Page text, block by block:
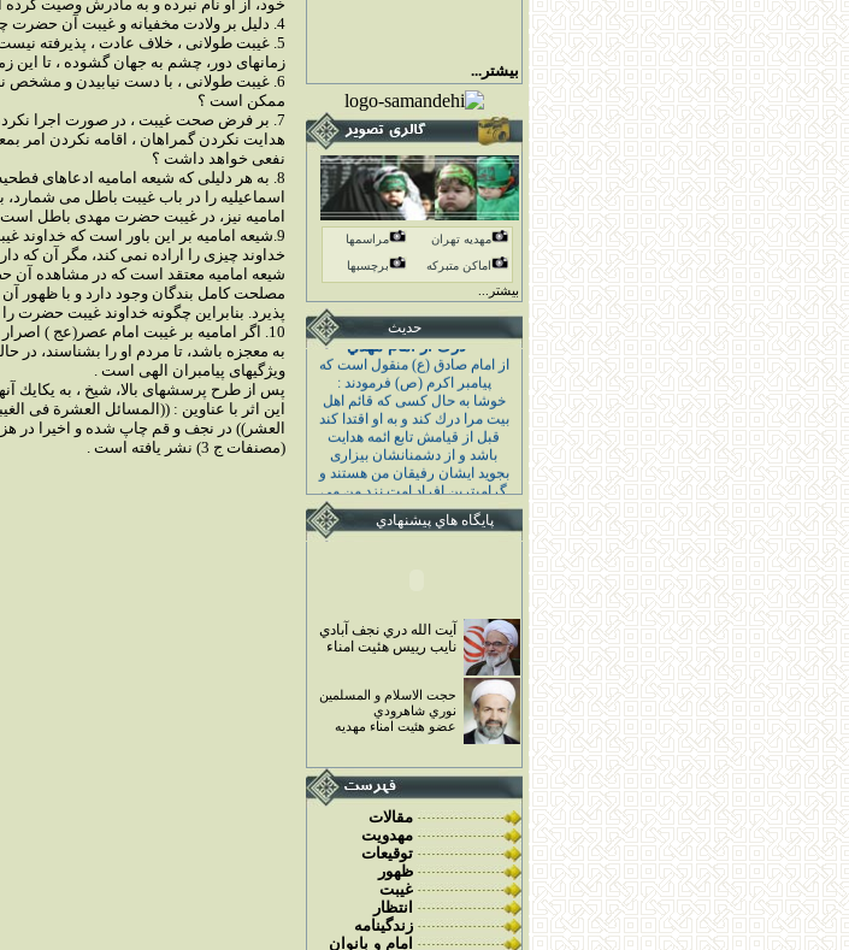
بیشتر...
مهدیه تهران
مراسمها
اماكن متبركه
برچسبها
بیشتر...
حدیث
درک از امام مهدي
از امام صادق (ع) منقول است كه
پيامبر اكرم (ص) فرمودند :
خوشا به حال كسى كه قائم اهل
بيت مرا درك كند و به او اقتدا كند
قبل از قيامش تابع ائمه هدايت
باشد و از دشمنانشان بيزارى
بجويد ايشان رفيقان من هستند و
گراميترين افراد امت نزد من مى
باشند . كمال الدين ـ شيخ صدوق
ص 287
پايگاه هاي پيشنهادي
آيت الله دري نجف آبادي
نايب رييس هئيت امناء
حجت الاسلام و المسلمين
نوري شاهرودي
عضو هئيت امناء مهديه
مقالات
مهدويت
توقيعات
ظهور
غيبت
انتظار
زندگينامه
امام و بانوان
خود، از او نام نبرده و به مادرش وصيت
4. دليل بر ولادت مخفيانه و غيبت آن حضرت چيست ؟
5. غيبت طولانى ، خلاف عادت ، پذيرفته
زمانهاى دور، چشم به جهان گشوده ، تا اين زمان ، (411 ه‍ ق )
6. غيبت طولانى ، با دست نيابيدن و
ممكن است ؟
7. بر فرض صحت غيبت ، در صورت اجرا
هدايت نكردن گمراهان ، اقامه نكردن امر
نفعى خواهد داشت ؟
8. به هر دليلى كه شيعه اماميه ادعاهاى
اسماعيليه را در باب غيبت باطل مى شمارد،
اماميه نيز، در غيبت حضرت مهدى باطل
9.شيعه اماميه بر اين باور است كه خداوند
خداوند چيزى را اراده نمى كند، مگر آن كه
شيعه اماميه معتقد است كه در مشاهده آن
مصلحت كامل بندگان وجود دارد و با
پذيرد. بنابراين چگونه خداوند غيبت حضرت
10. اگر اماميه بر غيبت امام عصر(عج )
به معجزه باشد، تا مردم او را بشناسند، در
ويژگيهاى پيامبران الهى است .
پس از طرح پرسشهاى بالا، شيخ ، به يكايك
اين اثر با عناوين : ((المسائل العشرة فى
العشر)) در نجف و قم چاپ شده و اخيرا در
(مصنفات ج 3) نشر يافته است .